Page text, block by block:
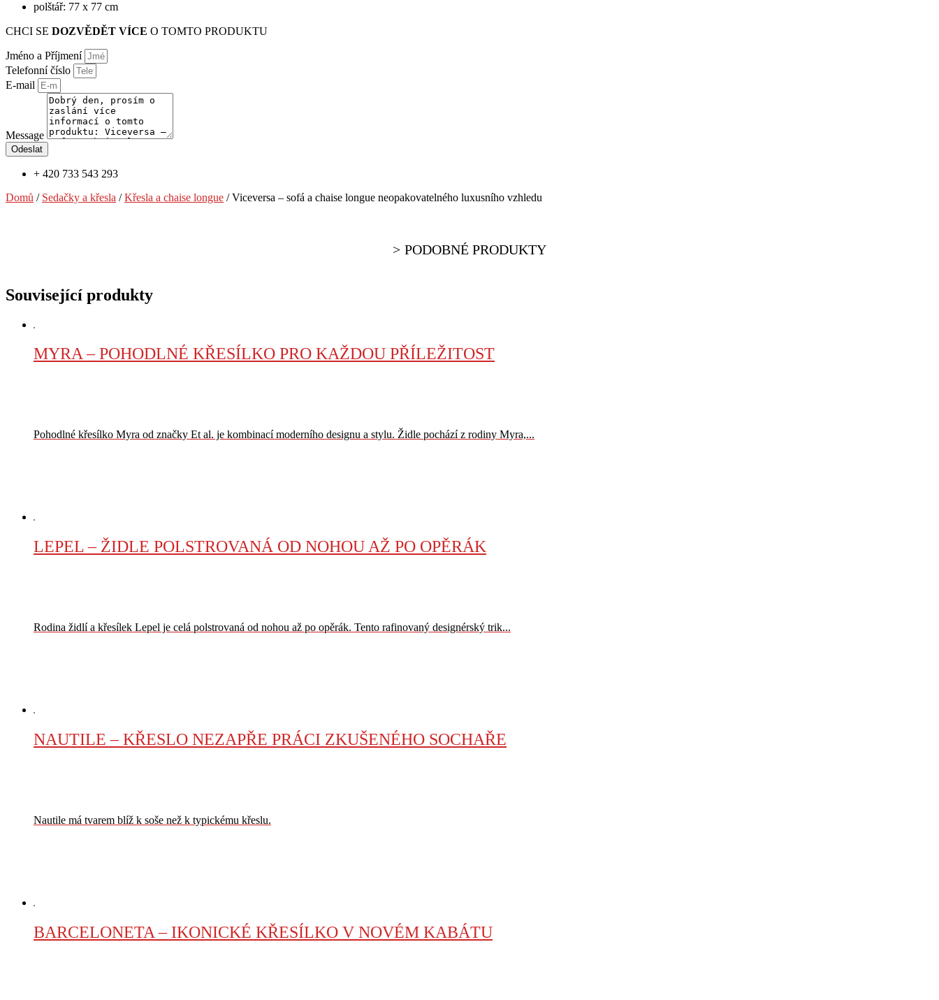
polštář: 77 x 77 cm
CHCI SE DOZVĚDĚT VÍCE O TOMTO PRODUKTU
Jméno a Příjmení
Telefonní číslo
E-mail
Message
Odeslat
+ 420 733 543 293
Domů / Sedačky a křesla /Křesla a chaise longue / Viceversa – sofá a chaise longue neopakovatelného luxusního vzhledu
PODOBNÉ PRODUKTY
Související produkty
MYRA – POHODLNÉ KŘESÍLKO PRO KAŽDOU PŘÍLEŽITOST
Pohodlné křesílko Myra od značky Et al. je kombinací moderního designu a stylu. Židle pochází z rodiny Myra,...
LEPEL – ŽIDLE POLSTROVANÁ OD NOHOU AŽ PO OPĚRÁK
Rodina židlí a křesílek Lepel je celá polstrovaná od nohou až po opěrák. Tento rafinovaný designérský trik...
NAUTILE – KŘESLO NEZAPŘE PRÁCI ZKUŠENÉHO SOCHAŘE
Nautile má tvarem blíž k soše než k typickému křeslu.
BARCELONETA – IKONICKÉ KŘESÍLKO V NOVÉM KABÁTU